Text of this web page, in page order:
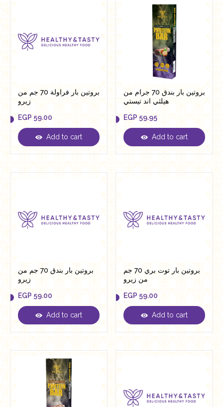
بروتين بار فراولة 70 جم من
زيرو
EGP 59.00
EGP59.00
Add to cart
بروتين بار بندق 70 جرام من
هيلثي اند تيستي
EGP 59.95
EGP 59.95
Add to cart
بروتين بار بندق 70 جم من
زيرو
EGP 59.00
EGP 59.00
Add to cart
بروتين بار توت بري 70 جم
من زيرو
EGP 59.00
EGP 59.00
Add to cart